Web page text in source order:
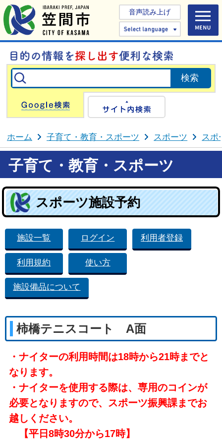
音声読み上げ
Select
Google検索
ホーム 子育て・教育・スポーツ スポーツ スポ
子育て・教育・スポーツ
スポーツ施設予約
施設一覧 ログイン 利用者登録
利用規約 使い方
施設備品について
柿橋テニスコート A面
・ナイターの利用時間は18時から21時までと
なります。
・ナイターを使用する際は、専用のコインが
必要となりますので、スポーツ振興課までお
越しください。
【平日8時30分から17時】